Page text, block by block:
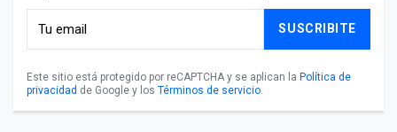
SUSCRIBITE
Este sitio está protegido por reCAPTCHA y se aplican la Política de
privacidad de Google y los Términos de servicio.